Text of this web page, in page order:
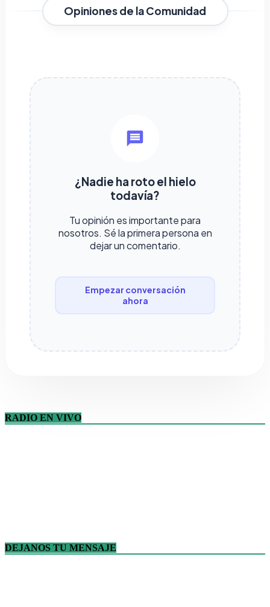
Opiniones de la Comunidad
¿Nadie ha roto el hielo
todavía?
Tu opinión es importante para
nosotros. Sé la primera persona en
dejar un comentario.
Empezar conversación
ahora
RADIO EN VIVO
DEJANOS TU MENSAJE